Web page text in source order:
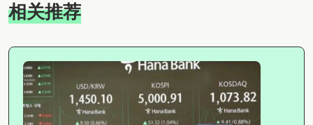
相关推荐